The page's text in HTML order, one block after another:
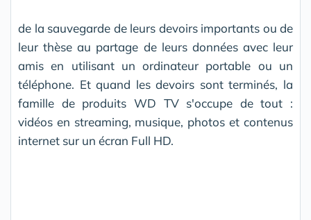
de la sauvegarde de leurs devoirs importants ou de
leur thèse au partage de leurs données avec leur
amis en utilisant un ordinateur portable ou un
téléphone. Et quand les devoirs sont terminés, la
famille de produits WD TV s'occupe de tout :
vidéos en streaming, musique, photos et contenus
internet sur un écran Full HD.